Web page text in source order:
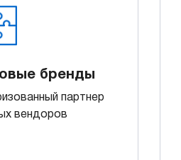
бренды
партнер
вендоров